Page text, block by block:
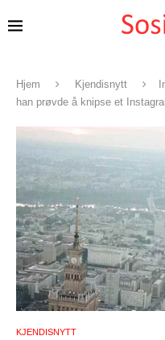
Hjem Kjendisnytt
han prøvde å knipse et
KJENDISNYTT